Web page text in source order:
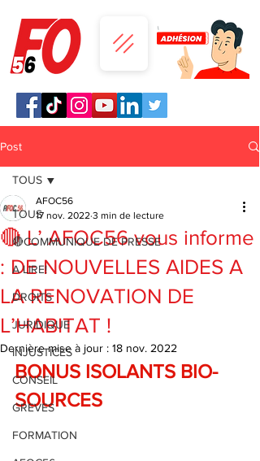
Post
TOUS
🔴COMMUNIQUE DE PRESSE
A LIRE!
DROITS
JURIDIQUE
INJUSTICES
CONSEIL
GREVES
FORMATION
TOUS
🔴 L’ AFOC56 vous informe
: DE NOUVELLES AIDES A
LA RENOVATION DE
L’HABITAT !
AFOC56
17 nov. 2022 3 min de lecture
Dernière mise à jour : 18 nov. 2022
BONUS ISOLANTS BIO-
SOURCES